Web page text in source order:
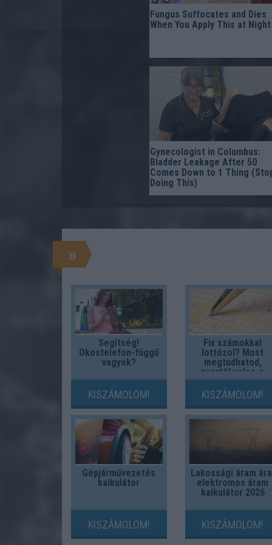
Fungus Suffocates and Dies
When You Apply This at Night
Gynecologist in Columbus:
Bladder Leakage After 50
Comes Down to 1 Thing
Doing This)
»
Segítség!
Okostelefon-függő
vagyok?
KISZÁMOLOM!
Fix számokkal
lottózol? Most
megtudhatod,
nyertél volna-e
valaha!
KISZÁMOLOM!
Gépjárművezetés
kalkulátor
KISZÁMOLOM!
Lakossági áram
elektromos áram
kalkulátor 2026
KISZÁMOLOM!